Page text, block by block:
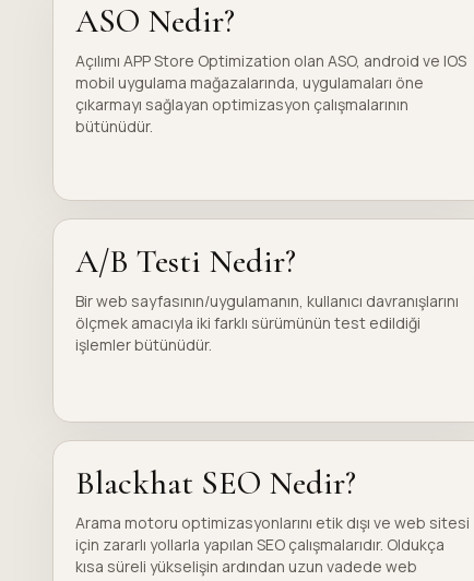
ASO Nedir?
Açılımı APP Store Optimization olan ASO, android ve IOS
mobil uygulama mağazalarında, uygulamaları öne
çıkarmayı sağlayan optimizasyon çalışmalarının
bütünüdür.
A/B Testi Nedir?
Bir web sayfasının/uygulamanın, kullanıcı davranışlarını
ölçmek amacıyla iki farklı sürümünün test edildiği
işlemler bütünüdür.
Blackhat SEO Nedir?
Arama motoru optimizasyonlarını etik dışı ve web sitesi
için zararlı yollarla yapılan SEO çalışmalarıdır. Oldukça
kısa süreli yükselişin ardından uzun vadede web